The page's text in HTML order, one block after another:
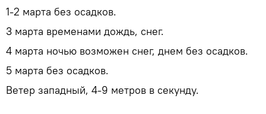
1-2 марта без осадков.
3 марта временами дождь, снег.
4 марта ночью возможен снег, днем без осадков.
5 марта без осадков.
Ветер западный, 4-9 метров в секунду.